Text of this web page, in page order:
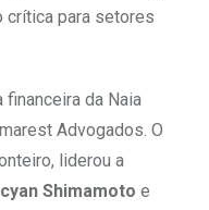
crítica para setores
da Naia
Advogados. O
liderou a
Shimamoto e